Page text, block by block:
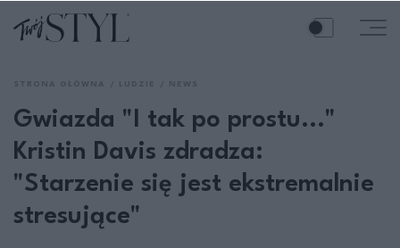
Gwiazda "I tak po prostu..."
Kristin Davis zdradza:
"Starzenie się jest ekstremalnie
stresujące"